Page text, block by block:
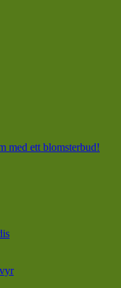
med ett blomsterbud!